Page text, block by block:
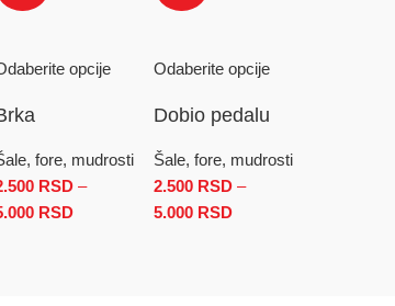
RSD
cena: od 2.500 RSD do 5.000 RSD
opcije
fore, mudrosti
RSD –
RSD Raspon cena: od 2.500 RSD do
Odaberite opcije
Dobio pedalu
Šale, fore, mudrosti
2.500 RSD –
5.000 RSDRaspon